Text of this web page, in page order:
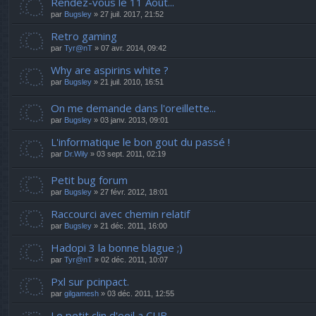
par Bugsley » 27 juil. 2017, 21:52
Retro gaming
par Tyr@nT » 07 avr. 2014, 09:42
Why are aspirins white ?
par Bugsley » 21 juil. 2010, 16:51
On me demande dans l'oreillette...
par Bugsley » 03 janv. 2013, 09:01
L'informatique le bon gout du passé !
par Dr.Wily » 03 sept. 2011, 02:19
Petit bug forum
par Bugsley » 27 févr. 2012, 18:01
Raccourci avec chemin relatif
par Bugsley » 21 déc. 2011, 16:00
Hadopi 3 la bonne blague ;)
par Tyr@nT » 02 déc. 2011, 10:07
Pxl sur pcinpact.
par gilgamesh » 03 déc. 2011, 12:55